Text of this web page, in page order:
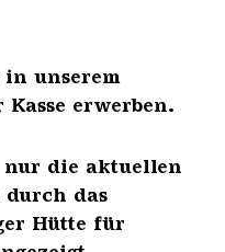
unserem
erwerben.
nur die aktuellen
das
Hütte für